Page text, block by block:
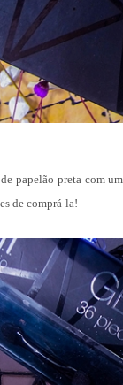
papelão preta com
de comprá-la!